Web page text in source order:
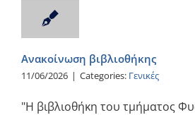
Ενημέρωση
Ανακοίνωση βιβλιοθήκης
11/06/2026 | Categories: Γενικές
"Η βιβλιοθήκη του τμήματος